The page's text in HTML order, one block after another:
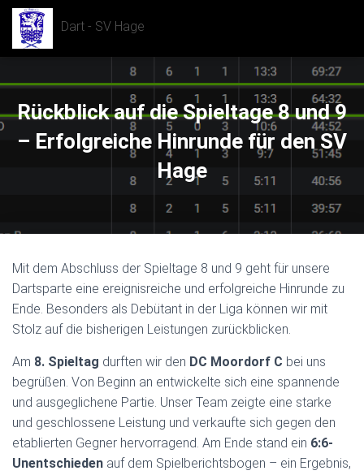
Dart - SV Hage
Rückblick auf die Spieltage 8 und 9
– Erfolgreiche Hinrunde für den SV
Hage
Mit dem Abschluss der Spieltage 8 und 9 geht für unsere
Dartsparte eine ereignisreiche und erfolgreiche Hinrunde zu
Ende. Besonders als Debütant in der Liga können wir mit
Stolz auf die bisherigen Leistungen zurückblicken.
Am 8. Spieltag durften wir den DC Moordorf C bei uns
begrüßen. Von Beginn an entwickelte sich eine spannende
und ausgeglichene Partie. Unser Team zeigte eine starke
und geschlossene Leistung und verkaufte sich gegen den
etablierten Gegner hervorragend. Am Ende stand ein 6:6-
Unentschieden auf dem Spielberichtsbogen – ein Ergebnis,